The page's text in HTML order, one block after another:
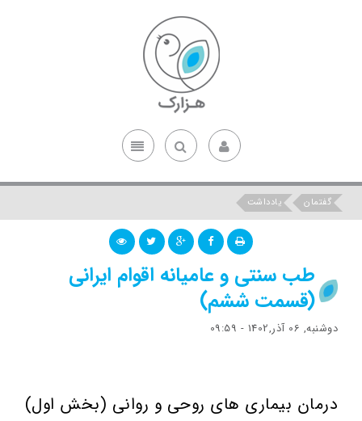
گفتمان یادداشت
طب سنتی و عامیانه اقوام ایرانی
(قسمت ششم)
دوشنبه, 06 آذر,1402 - 09:59
درمان بیماری های روحی و روانی (بخش اول)